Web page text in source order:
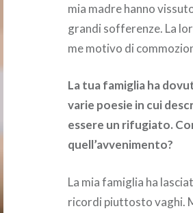
mia madre hanno
grandi sofferenze. La
me motivo di
La tua famiglia ha
varie poesie in cui
essere un rifugiato.
quell’avvenimento?
La mia famiglia ha
ricordi piuttosto vaghi.